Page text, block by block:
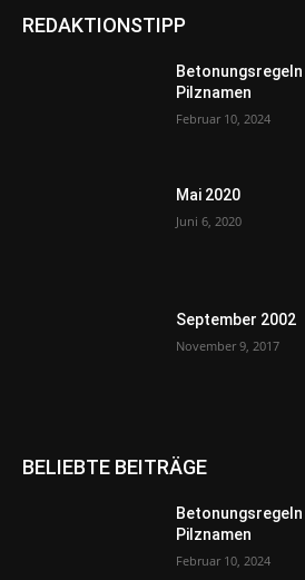
REDAKTIONSTIPP
Pilznamen
Februar 10, 2024
Mai 2020
Juni 6, 2020
September 2002
November 9, 2017
BELIEBTE BEITRÄGE
Pilznamen
Februar 10, 2024